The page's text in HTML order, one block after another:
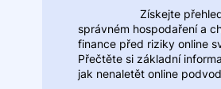
Získejte
správném hospodaření a
finance před riziky online
Přečtěte si základní
jak nenaletět online